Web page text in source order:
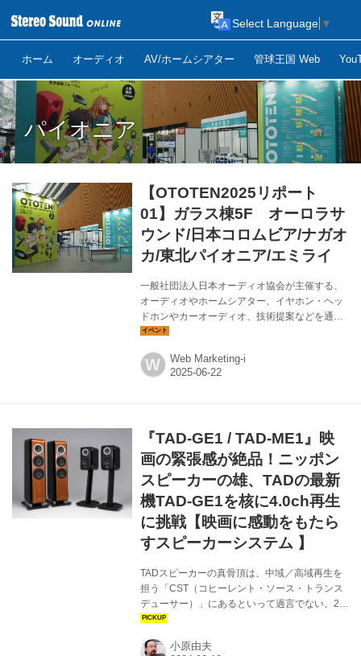
ホーム オーディオ AV/ホームシアター 管球王国 Web
Select Language ▼
パイオニア
【OTOTEN2025リポート
01】ガラス棟5F オーロラサ
ウンド/日本コロムビア/ナガオ
カ/東北パイオニア/エミライ
一般社団法人日本オーディオ協会が主催する、
オーディオやホームシアター、イヤホン・ヘッ
ドホンやカーオーディオ、技術提案などを通じ
て、多様な音とコンテンツの表現を体感でき
年6月21日（土）・22日（日）の2日間にわたっ
て、東京国際フォーラムにて開催される。今回
が気になった製品を紹介していきます（Webマ
ーケティング）。 OTOTEN2025 | 一般社団法人
日本オーディオ協会 OTOTEN2025 - 国内最...
W Web Marketing-i
『TAD-GE1 / TAD-ME1』映
画の緊張感が絶品！ニッポン
スピーカーの雄、TADの最新
機TAD-GE1を核に4.0ch再生
に挑戦【映画に感動をもたら
すスピーカーシステム 】
TADスピーカーの真骨頂は、中域／高域再生を
担う「CST（コヒーレント・ソース・トランス
デューサー）」にあるといって過言でない。2つ
のドライバーユニットを同軸構造で配置し、
ターブの広帯域をひとつのドライバーが受け持
小原由夫